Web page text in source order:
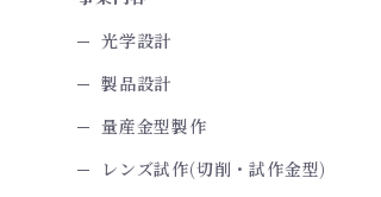
光学設計
製品設計
量産金型製作
レンズ試作(切削・試作金型)